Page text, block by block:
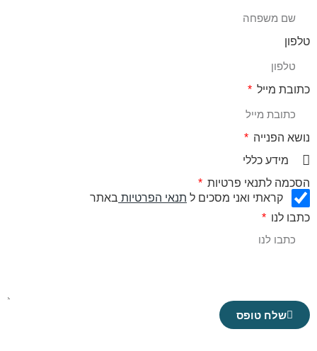
טלפון
כתובת מייל
נושא הפנייה
הסכמה לתנאי פרטיות
קראתי ואני מסכים ל תנאי הפרטיות באתר
כתבו לנו
שלח טופס